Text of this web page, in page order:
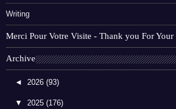
Writing
Merci Pour Votre Visite - Thank you For
Archive
◄ 2026 (93)
▼ 2025 (176)